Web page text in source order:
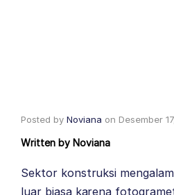
Posted by Noviana on Desember
Written by Noviana
Sektor konstruksi
luar biasa karena